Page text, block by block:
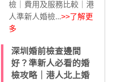
檢｜費用及服務比較｜港
人準新人婚檢...>>了解更
多
深圳婚前檢查邊間
好？準新人必看的婚
檢攻略｜港人北上婚